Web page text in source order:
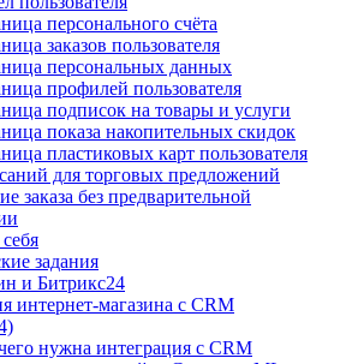
персонального счёта
заказов пользователя
персональных данных
профилей пользователя
подписок на товары и услуги
показа накопительных скидок
пластиковых карт пользователя
для торговых предложений
заказа без предварительной
задания
и Битрикс24
интернет-магазина с CRM
нужна интеграция с CRM